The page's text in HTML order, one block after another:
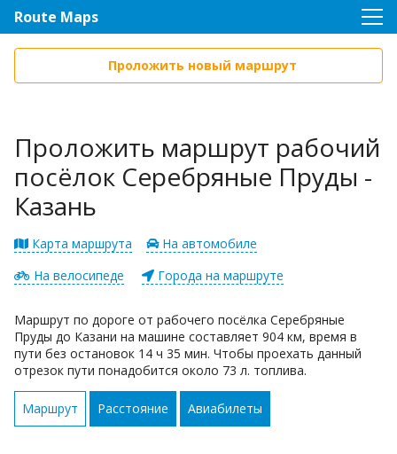
Route Maps
Проложить новый маршрут
Проложить маршрут рабочий
посёлок Серебряные Пруды -
Казань
Карта маршрута
На автомобиле
На велосипеде
Города на маршруте
Маршрут по дороге от рабочего посёлка Серебряные
Пруды до Казани на машине составляет 904 км, время в
пути без остановок 14 ч 35 мин. Чтобы проехать данный
отрезок пути понадобится около 73 л. топлива.
Маршрут Расстояние Авиабилеты